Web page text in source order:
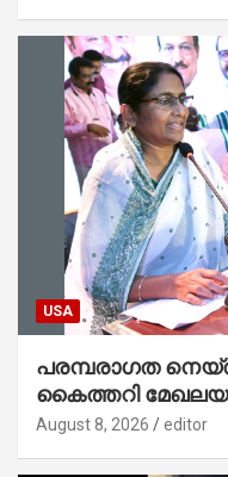
USA
പരമ്പരാഗത
കൈത്തറി
സാധ്യമാക്കും :
August 8, 2026 editor